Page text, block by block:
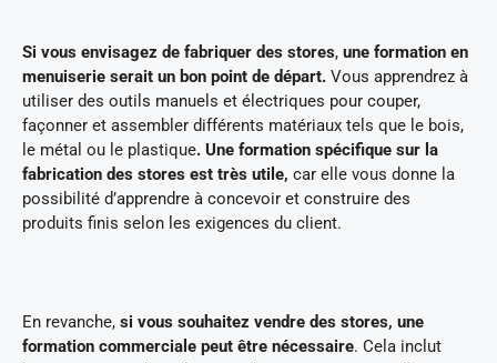
Si vous envisagez de fabriquer des stores, une formation en
menuiserie serait un bon point de départ. Vous apprendrez à
utiliser des outils manuels et électriques pour couper,
façonner et assembler différents matériaux tels que le bois,
le métal ou le plastique. Une formation spécifique sur la
fabrication des stores est très utile, car elle vous donne la
possibilité d’apprendre à concevoir et construire des
produits finis selon les exigences du client.
En revanche, si vous souhaitez vendre des stores, une
formation commerciale peut être nécessaire. Cela inclut